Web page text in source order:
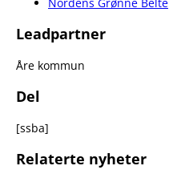
Leadpartner
Åre kommun
Del
[ssba]
Relaterte nyheter